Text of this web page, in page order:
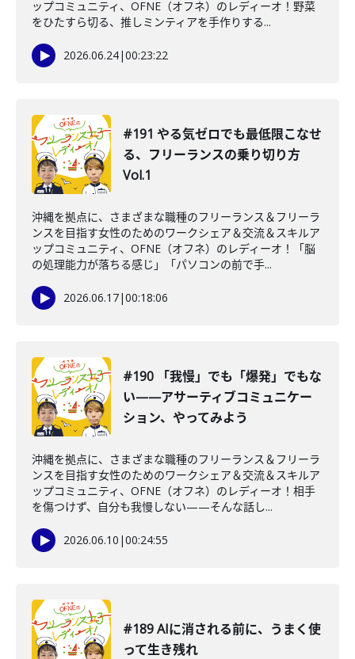
ップコミュニティ、OFNE（オフネ）のレディーオ！野菜
をひたすら切る、推しミンティアを手作りする...
2026.06.24|00:23:22
#191 やる気ゼロでも最低限こなせ
る、フリーランスの乗り切り方
Vol.1
沖縄を拠点に、さまざまな職種のフリーランス＆フリーラ
ンスを目指す女性のためのワークシェア＆交流＆スキルア
ップコミュニティ、OFNE（オフネ）のレディーオ！「脳
の処理能力が落ちる感じ」「パソコンの前で手...
2026.06.17|00:18:06
#190 「我慢」でも「爆発」でもな
い——アサーティブコミュニケー
ション、やってみよう
沖縄を拠点に、さまざまな職種のフリーランス＆フリーラ
ンスを目指す女性のためのワークシェア＆交流＆スキルア
ップコミュニティ、OFNE（オフネ）のレディーオ！相手
を傷つけず、自分も我慢しない——そんな話し...
2026.06.10 |00:24:55
#189 AIに消される前に、うまく使
って生き残れ